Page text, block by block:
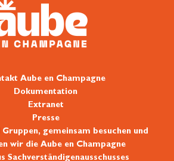
Aube en Champagne
Dokumentation
Extranet
Presse
Gruppen, gemeinsam besuchen und
wir die Aube en Champagne
Sachverständigenausschusses